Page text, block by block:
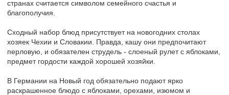
странах считается символом семейного счастья и
благополучия.
Сходный набор блюд присутствует на новогодних столах
хозяек Чехии и Словакии. Правда, кашу они предпочитают
перловую, и обязателен струдель - слоеный рулет с яблоками,
предмет гордости каждой хорошей хозяйки.
В Германии на Новый год обязательно подают ярко
раскрашенное блюдо с яблоками, орехами, изюмом и